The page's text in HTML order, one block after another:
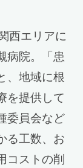
西エリアに
病院。「患
、地域に根
を提供して
委員会など
る工数、お
コストの削